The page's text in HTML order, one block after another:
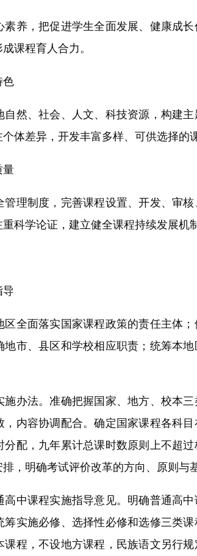
，把促进学生全面发展、健康成长
课程育人合力。
、社会、人文、科技资源，构建主
体差异，开发丰富多样、可供选择的
制度，完善课程设置、开发、审核
科学论证，建立健全课程持续发展机
面落实国家课程政策的责任主体；
市、县区和学校相应职责；统筹本
法。准确把握国家、地方、校本三
内容协调配合。确定国家课程各科
配，九年累计总课时数原则上不超
，明确考试评价改革的方向、原则与
课程实施指导意见。明确普通高中
实施必修、选择性必修和选修三类
程，不设地方课程，民族语文另行